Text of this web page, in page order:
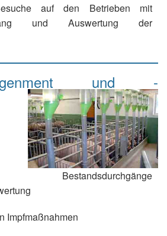
auf den Betrieben mit
und Auswertung der
und -
Bestandsdurchgänge
Impfmaßnahmen